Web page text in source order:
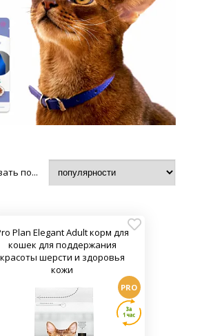
по...
Plan Elegant Adult корм для
кошек для поддержания
красоты шерсти и здоровья
кожи
PRO